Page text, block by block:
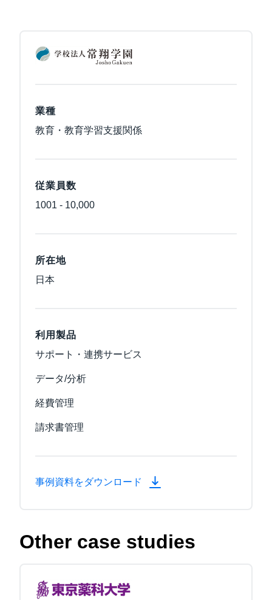
業種
教育・教育学習支援関係
従業員数
1001 - 10,000
所在地
日本
利用製品
サポート・連携サービス
データ/分析
経費管理
請求書管理
事例資料をダウンロード
Other case studies